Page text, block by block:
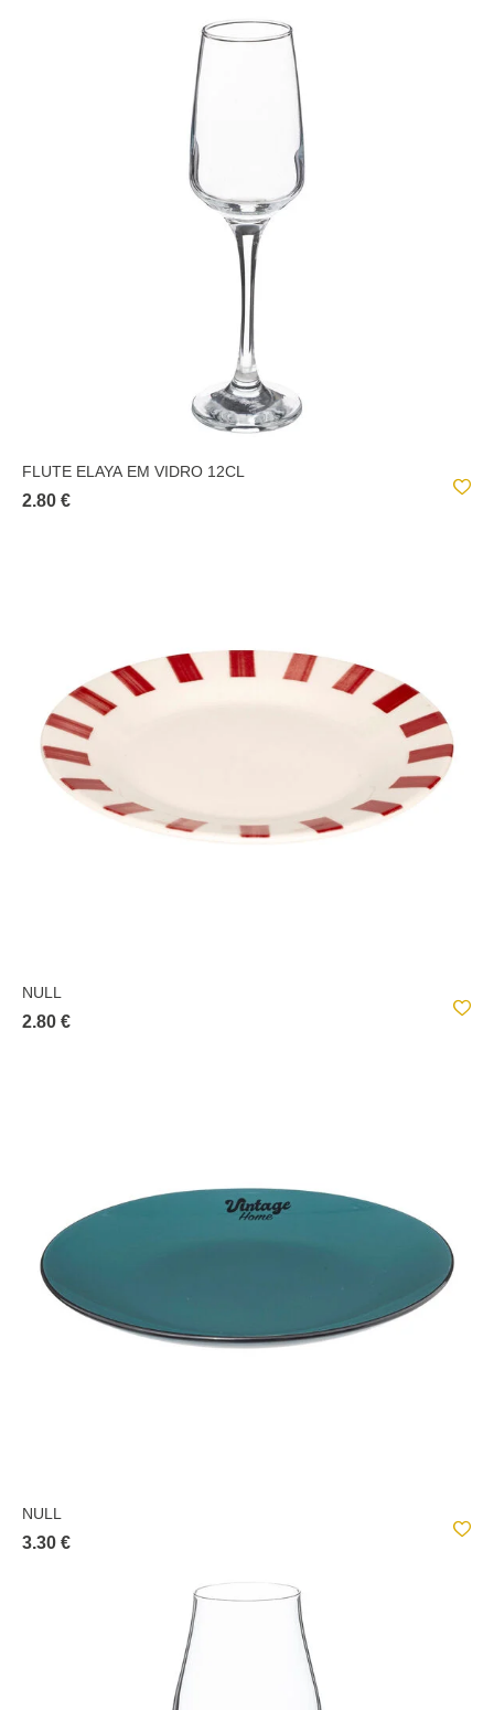
FLUTE ELAYA EM VIDRO 12CL
2.80 €
NULL
2.80 €
NULL
3.30 €